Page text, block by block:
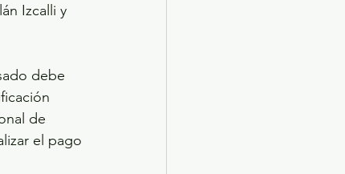
Izcalli y
debe
de
el pago